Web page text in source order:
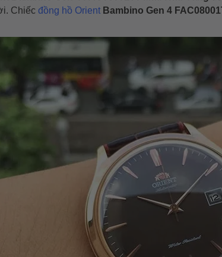
Chiếc đồng hồ Orient Bambino Gen 4